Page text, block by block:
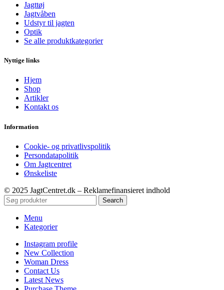
Jagttøj
Jagtvåben
Udstyr til jagten
Optik
Se alle produktkategorier
Nyttige links
Hjem
Shop
Artikler
Kontakt os
Information
Cookie- og privatlivspolitik
Persondatapolitik
Om Jagtcentret
Ønskeliste
© 2025 JagtCentret.dk – Reklamefinansieret indhold
Search
Menu
Kategorier
Instagram profile
New Collection
Woman Dress
Contact Us
Latest News